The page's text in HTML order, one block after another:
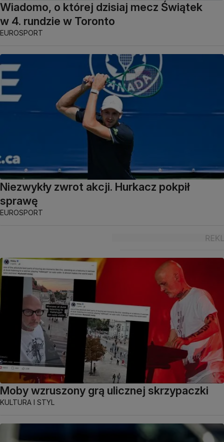
Wiadomo, o której dzisiaj mecz Świątek
w 4. rundzie w Toronto
EUROSPORT
Niezwykły zwrot akcji. Hurkacz pokpił
sprawę
EUROSPORT
Moby wzruszony grą ulicznej skrzypaczki
KULTURA I STYL